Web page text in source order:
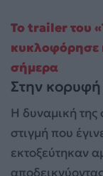
Το trailer του
κυκλοφόρησε
σήμερα
Στην
Η δυναμική
στιγμή που
εκτοξεύτηκαν